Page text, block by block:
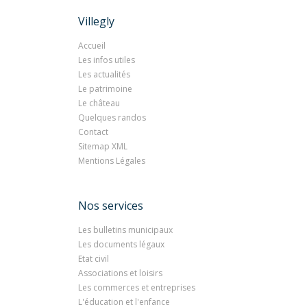
Villegly
Accueil
Les infos utiles
Les actualités
Le patrimoine
Le château
Quelques randos
Contact
Sitemap XML
Mentions Légales
Nos services
Les bulletins municipaux
Les documents légaux
Etat civil
Associations et loisirs
Les commerces et entreprises
L'éducation et l'enfance